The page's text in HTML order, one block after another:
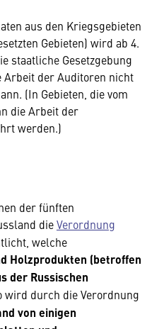
aus den Kriegsgebieten
Gebieten) wird ab 4.
staatliche Gesetzgebung
der Auditoren nicht
(In Gebieten, die vom
die Arbeit der
werden.)
der fünften
dieVerordnung
welche
Holzprodukten (betroffen
der Russischen
wird durch die Verordnung
von einigen